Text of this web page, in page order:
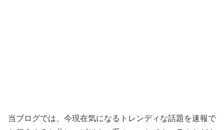
当ブログでは、今現在気になるトレンディな話題を速報で